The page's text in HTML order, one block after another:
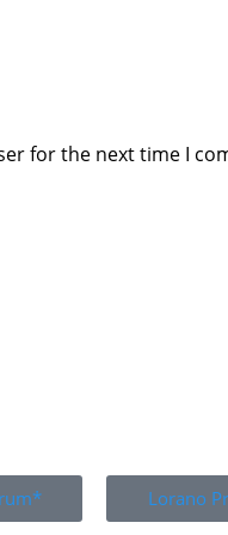
for the next time I
Lorano